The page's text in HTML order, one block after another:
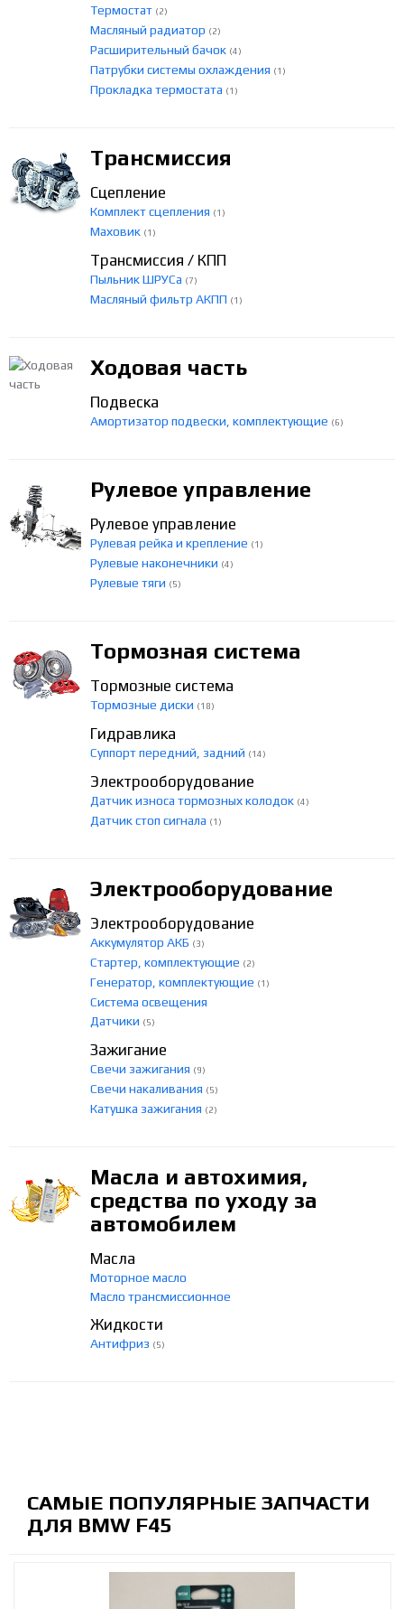
Термостат (2)
Масляный радиатор (2)
Расширительный бачок (4)
Патрубки системы охлаждения (1)
Прокладка термостата (1)
Трансмиссия
Сцепление
Комплект сцепления (1)
Маховик (1)
Трансмиссия / КПП
Пыльник ШРУСа (7)
Масляный фильтр АКПП (1)
Ходовая часть
Подвеска
Амортизатор подвески, комплектующие (6)
Рулевое управление
Рулевое управление
Рулевая рейка и крепление (1)
Рулевые наконечники (4)
Рулевые тяги (5)
Тормозная система
Тормозные система
Тормозные диски (18)
Гидравлика
Суппорт передний, задний (14)
Электрооборудование
Датчик износа тормозных колодок (4)
Датчик стоп сигнала (1)
Электрооборудование
Электрооборудование
Аккумулятор АКБ (3)
Стартер, комплектующие (2)
Генератор, комплектующие (1)
Система освещения
Датчики (5)
Зажигание
Свечи зажигания (9)
Свечи накаливания (5)
Катушка зажигания (2)
Масла и автохимия,
средства по уходу за
автомобилем
Масла
Моторное масло
Масло трансмиссионное
Жидкости
Антифриз (5)
САМЫЕ ПОПУЛЯРНЫЕ ЗАПЧАСТИ
ДЛЯ BMW F45